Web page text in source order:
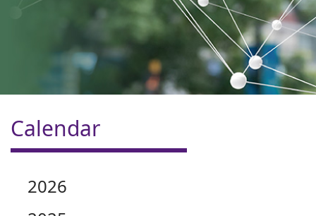
Calendar
2026